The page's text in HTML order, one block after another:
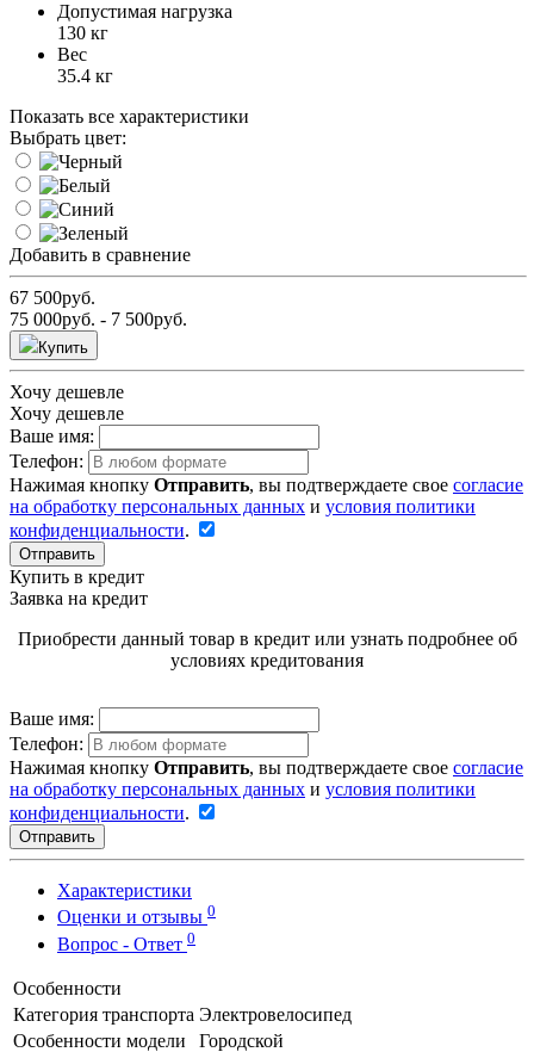
Допустимая нагрузка
130 кг
Вес
35.4 кг
Показать все характеристики
Выбрать цвет:
Добавить в сравнение
67 500руб.
75 000руб. - 7 500руб.
Купить
Хочу дешевле
Хочу дешевле
Ваше имя:
Телефон:
Нажимая кнопку Отправить, вы подтверждаете свое согласие
на обработку персональных данных и условия политики
конфиденциальности.
Отправить
Купить в кредит
Заявка на кредит
Приобрести данный товар в кредит или узнать подробнее об
условиях кредитования
Ваше имя:
Телефон:
Нажимая кнопку Отправить, вы подтверждаете свое согласие
на обработку персональных данных и условия политики
конфиденциальности.
Отправить
Характеристики
Оценки и отзывы 0
Вопрос - Ответ 0
Особенности
Категория транспорта Электровелосипед
Особенности модели
Городской